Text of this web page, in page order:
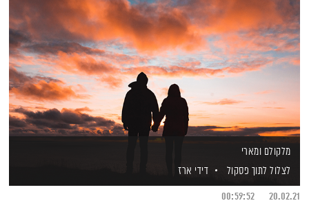
מלקולם ומארי
לצלול לתוך פסקול
דידי ארז
20.02.21
00:59:52